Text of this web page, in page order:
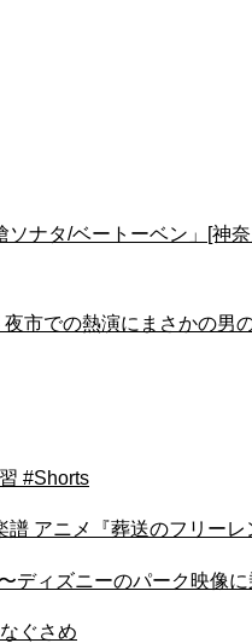
ナタ/ベートーベン」[神
市での熱演にまさかの男
#Shorts
譜 アニメ『葬送のフリーレ
ディズニーのパーク映像
ぐさめ